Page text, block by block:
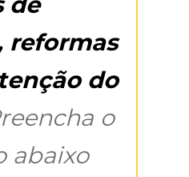
reformas
do
o
abaixo